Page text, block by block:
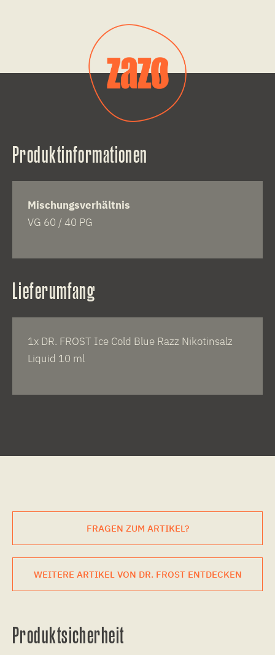
Produktinformationen
Mischungsverhältnis
VG 60 / 40 PG
Lieferumfang
1x DR. FROST Ice Cold Blue Razz Nikotinsalz
Liquid 10 ml
FRAGEN ZUM ARTIKEL?
WEITERE ARTIKEL VON DR. FROST ENTDECKEN
Produktsicherheit